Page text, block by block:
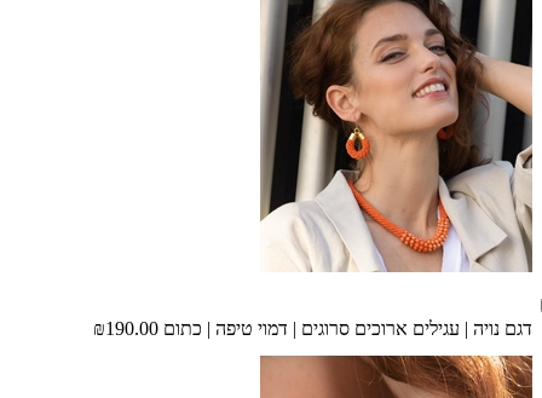
דגם נויה | עגילים ארוכים סרוגים | דמוי טיפה | כתום ₪190.00